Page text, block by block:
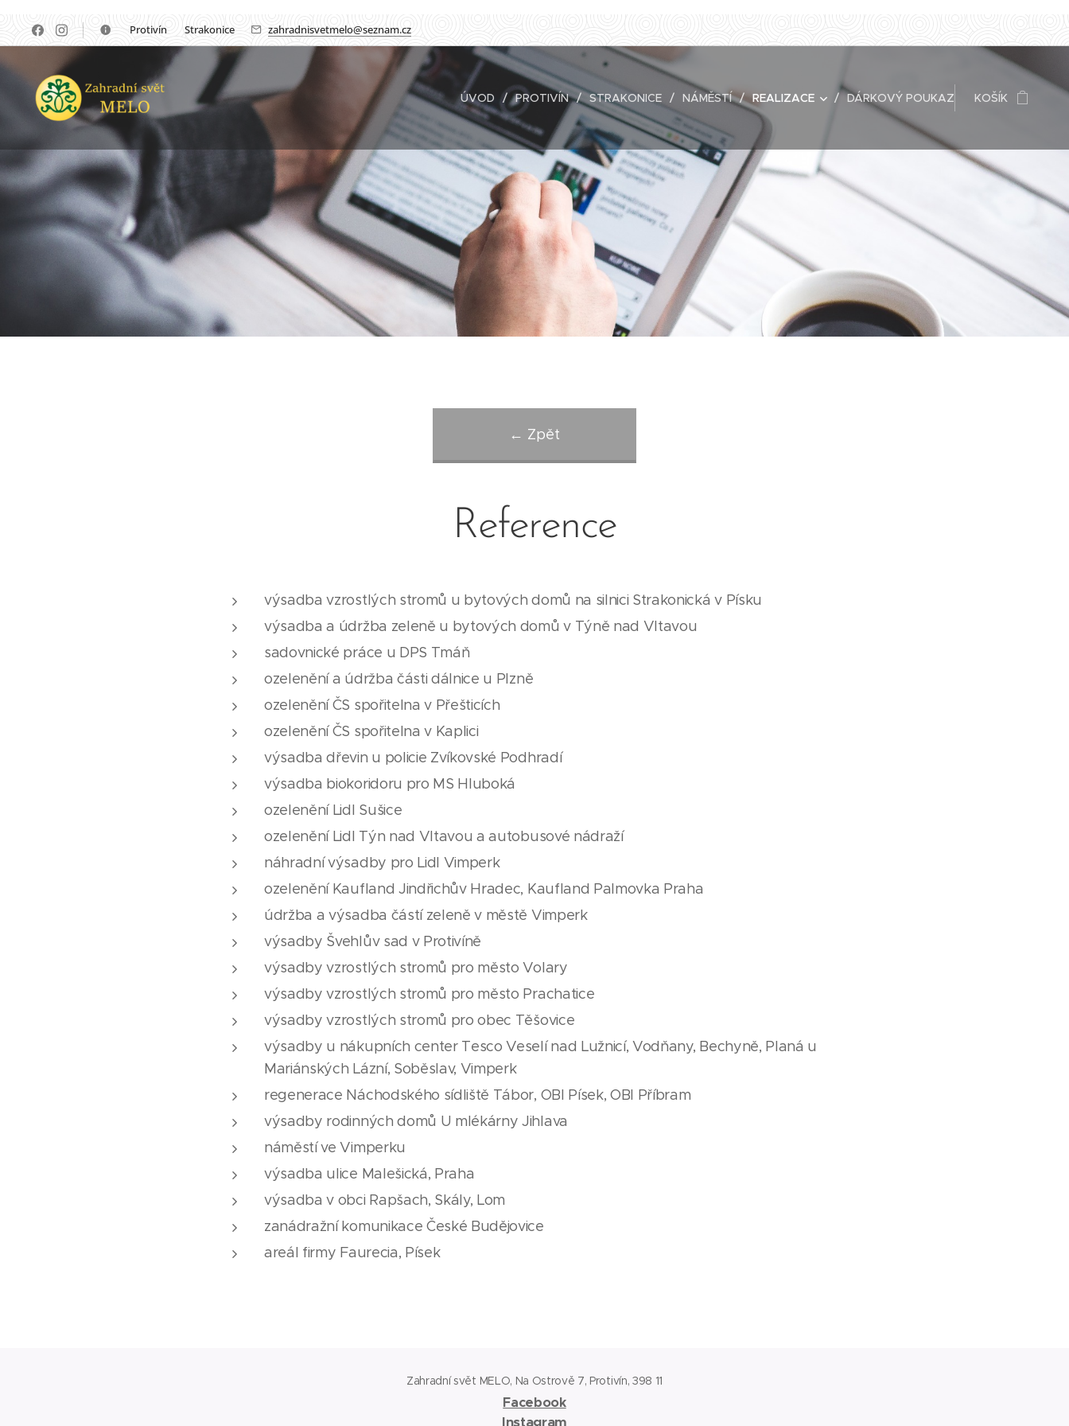
🏡Protivín 🏡 Strakonice zahradnisvetmelo@seznam.cz
ÚVOD PROTIVÍN STRAKONICE NÁMĚSTÍ REALIZACE DÁRKOVÝ POUKAZ KOŠÍK
← Zpět
Reference
výsadba vzrostlých stromů u bytových domů na silnici Strakonická v Písku
výsadba a údržba zeleně u bytových domů v Týně nad Vltavou
sadovnické práce u DPS Tmáň
ozelenění a údržba části dálnice u Plzně
ozelenění ČS spořitelna v Přešticích
ozelenění ČS spořitelna v Kaplici
výsadba dřevin u policie Zvíkovské Podhradí
výsadba biokoridoru pro MS Hluboká
ozelenění Lidl Sušice
ozelenění Lidl Týn nad Vltavou a autobusové nádraží
náhradní výsadby pro Lidl Vimperk
ozelenění Kaufland Jindřichův Hradec, Kaufland Palmovka Praha
údržba a výsadba částí zeleně v městě Vimperk
výsadby Švehlův sad v Protivíně
výsadby vzrostlých stromů pro město Volary
výsadby vzrostlých stromů pro město Prachatice
výsadby vzrostlých stromů pro obec Těšovice
výsadby u nákupních center Tesco Veselí nad Lužnicí, Vodňany, Bechyně, Planá u
Mariánských Lázní, Soběslav, Vimperk
regenerace Náchodského sídliště Tábor, OBI Písek, OBI Příbram
výsadby rodinných domů U mlékárny Jihlava
náměstí ve Vimperku
výsadba ulice Malešická, Praha
výsadba v obci Rapšach, Skály, Lom
zanádražní komunikace České Budějovice
areál firmy Faurecia, Písek
Zahradní svět MELO, Na Ostrově 7, Protivín, 398 11
Facebook
Instagram